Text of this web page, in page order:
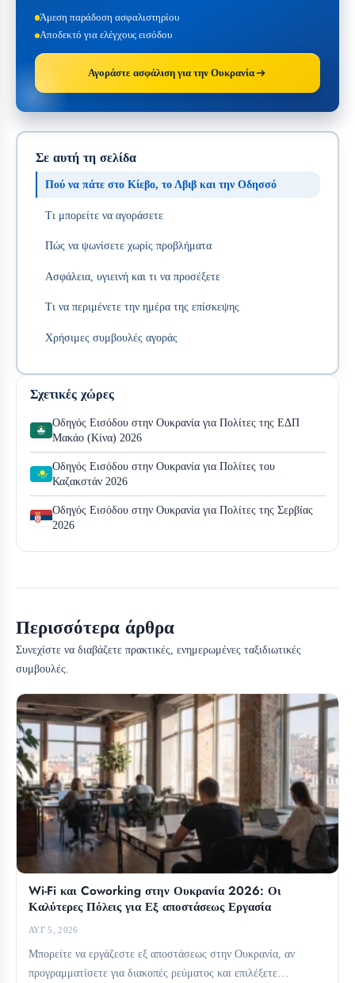
Άμεση παράδοση ασφαλιστηρίου
Αποδεκτό για ελέγχους εισόδου
Αγοράστε ασφάλιση για την Ουκρανία
Σε αυτή τη σελίδα
Πού να πάτε στο Κίεβο, το Λβιβ και την Οδησσό
Τι μπορείτε να αγοράσετε
Πώς να ψωνίσετε χωρίς προβλήματα
Ασφάλεια, υγιεινή και τι να προσέξετε
Τι να περιμένετε την ημέρα της επίσκεψης
Χρήσιμες συμβουλές αγοράς
Σχετικές χώρες
Οδηγός Εισόδου στην Ουκρανία για Πολίτες της ΕΔΠ
Μακάο (Κίνα) 2026
Οδηγός Εισόδου στην Ουκρανία για Πολίτες του
Καζακστάν 2026
Οδηγός Εισόδου στην Ουκρανία για Πολίτες της Σερβίας
2026
Περισσότερα άρθρα
Συνεχίστε να διαβάζετε πρακτικές, ενημερωμένες ταξιδιωτικές
συμβουλές.
Wi-Fi και Coworking στην Ουκρανία 2026: Οι
Καλύτερες Πόλεις για Εξ αποστάσεως Εργασία
ΑΥΓ 5, 2026
Μπορείτε να εργάζεστε εξ αποστάσεως στην Ουκρανία, αν
προγραμματίσετε για διακοπές ρεύματος και επιλέξετε